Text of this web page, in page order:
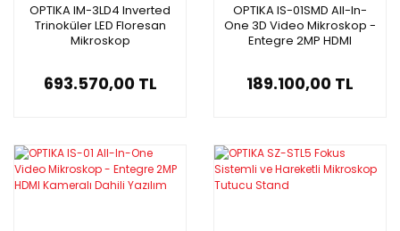
OPTIKA IM-3LD4 Inverted
Trinoküler LED Floresan
Mikroskop
693.570,00 TL
OPTIKA IS-01SMD All-In-
One 3D Video Mikroskop -
Entegre 2MP HDMI
189.100,00 TL